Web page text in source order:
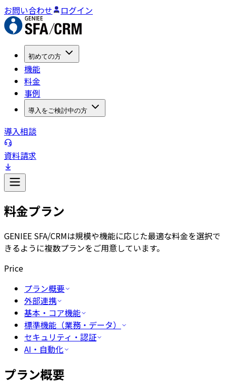
お問い合わせ ログイン
初めての方
機能
料金
事例
導入をご検討中の方
導入相談
資料請求
料金プラン
GENIEE SFA/CRMは規模や機能に応じた最適な料金を選択で
きるように複数プランをご用意しています。
Price
プラン概要
外部連携
基本・コア機能
標準機能（業務・データ）
セキュリティ・認証
AI・自動化
プラン概要